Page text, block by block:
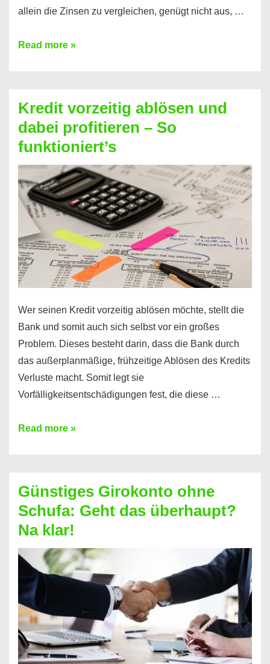
allein die Zinsen zu vergleichen, genügt nicht aus, …
Ganz
Kredit
berechnen
–
Mit
diesen
Regeln!
Read more »
Kredit vorzeitig ablösen und
dabei profitieren – So
funktioniert’s
Wer seinen Kredit vorzeitig ablösen möchte, stellt die
Bank und somit auch sich selbst vor ein großes
Problem. Dieses besteht darin, dass die Bank durch
das außerplanmäßige, frühzeitige Ablösen des Kredits
Verluste macht. Somit legt sie
Vorfälligkeitsentschädigungen fest, die diese …
Kredit
dabei
profitieren
–
So
funktioniert’s
Read more »
Günstiges Girokonto ohne
Schufa: Geht das überhaupt?
Na klar!